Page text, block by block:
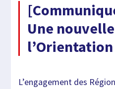
Une
l’Orientation
L’engagement des